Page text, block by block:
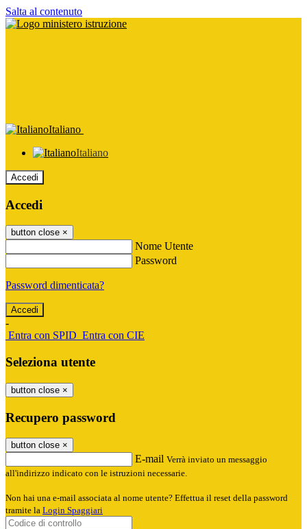
Salta al contenuto
Italiano
Italiano
Accedi
Accedi
button close ×
Nome Utente
Password
Password dimenticata?
-
Entra con SPID Entra con CIE
Seleziona utente
button close ×
Recupero password
button close ×
E-mail Verrà inviato un messaggio
all'indirizzo indicato con le istruzioni necessarie.
Non hai una e-mail associata al nome utente? Effettua il reset della password
tramite la Login Spaggiari